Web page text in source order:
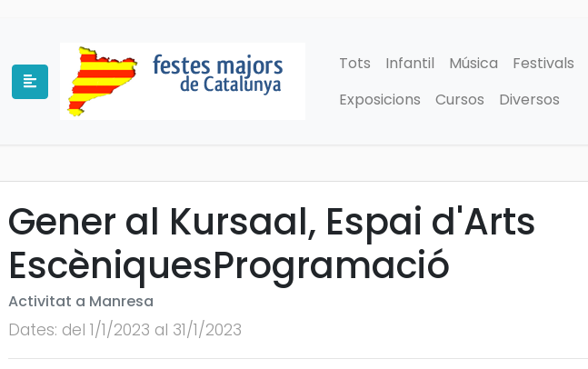
Tots Infantil Música Festivals
Exposicions
Cursos Diversos
Gener al Kursaal, Espai d'Arts
EscèniquesProgramació
Activitat a Manresa
Dates: del 1/1/2023 al 31/1/2023